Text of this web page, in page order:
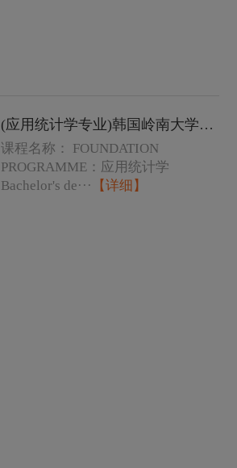
(应用统计学专业)韩国岭南大学本科学士学位课程费用以及学费
课程名称： FOUNDATION
PROGRAMME：应用统计学
Bachelor's de···
【详细】